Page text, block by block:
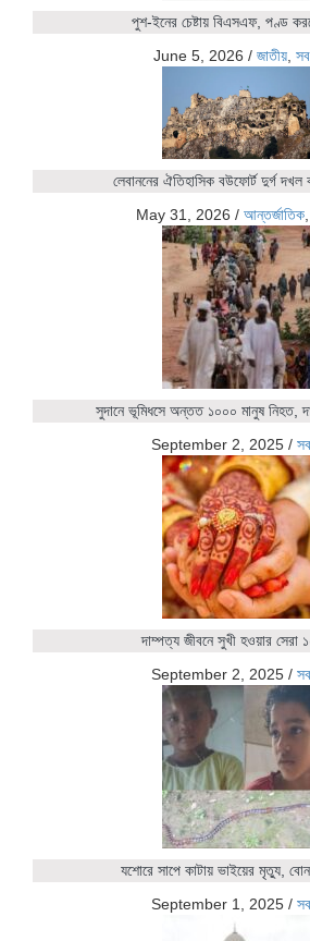
পুশ-ইনের চেষ্টায় বিএসএফ, পণ্ড
June 5, 2026 / জাতীয়,
লেবাননের ঐতিহাসিক বউফোর্ট দুর্গ
May 31, 2026 / আন্তর্জাতিক,
সুদানে ভূমিধসে অন্তত ১০০০ মানুষ নিহত,
September 2, 2025 /
দাম্পত্য জীবনে সুখী হওয়ার সেরা
September 2, 2025 /
যশোরে সাপে কাটায় ভাইয়ের মৃত্যু, বোন
September 1, 2025 /